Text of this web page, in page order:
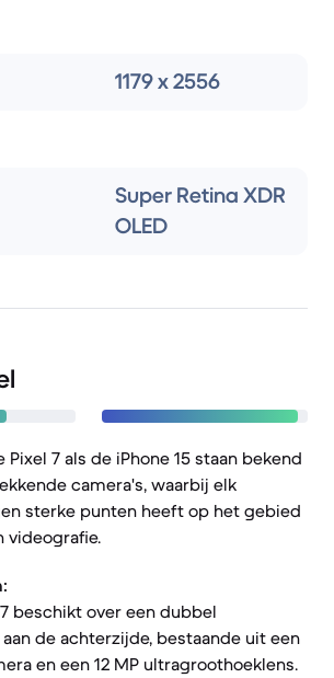
1179 x 2556
Super Retina XDR
OLED
7 als de iPhone 15 staan bekend
camera's, waarbij elk
sterke punten heeft op het gebied
videografie.
beschikt over een dubbel
de achterzijde, bestaande uit een
en een 12 MP ultragroothoeklens.